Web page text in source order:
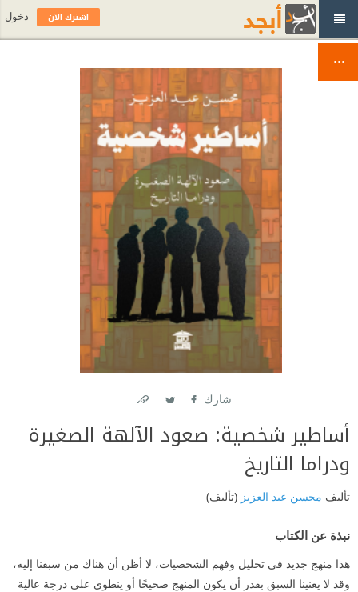
شارك
أساطير شخصية: صعود الآلهة الصغيرة
ودراما التاريخ
تأليف محسن عبد العزيز (تأليف)
نبذة عن الكتاب
هذا منهج جديد في تحليل وفهم الشخصيات، لا أظن أن هناك من سبقنا إليه،
وقد لا يعنينا السبق بقدر أن يكون المنهج صحيحًا أو ينطوي على درجة عالية
اشترك الآن دخول